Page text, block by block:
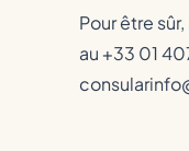
Pour être
au +33 01